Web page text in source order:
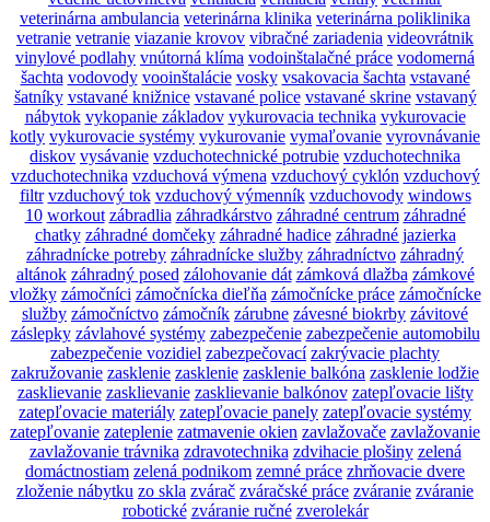
veterinárna ambulancia veterinárna klinika veterinárna poliklinika
vetranie vetranie viazanie krovov vibračné zariadenia videovrátnik
vinylové podlahy vnútorná klíma vodoinštalačné práce vodomerná
šachta vodovody vooinštalácie vosky vsakovacia šachta vstavané
šatníky vstavané knižnice vstavané police vstavané skrine vstavaný
nábytok vykopanie základov vykurovacia technika vykurovacie
kotly vykurovacie systémy vykurovanie vymaľovanie vyrovnávanie
diskov vysávanie vzduchotechnické potrubie vzduchotechnika
vzduchotechnika vzduchová výmena vzduchový cyklón vzduchový
filtr vzduchový tok vzduchový výmenník vzduchovody windows
10 workout zábradlia záhradkárstvo záhradné centrum záhradné
chatky záhradné domčeky záhradné hadice záhradné jazierka
záhradnícke potreby záhradnícke služby záhradníctvo záhradný
altánok záhradný posed zálohovanie dát zámková dlažba zámkové
vložky zámočníci zámočnícka dieľňa zámočnícke práce zámočnícke
služby zámočníctvo zámočník zárubne závesné biokrby závitové
záslepky závlahové systémy zabezpečenie zabezpečenie automobilu
zabezpečenie vozidiel zabezpečovací zakrývacie plachty
zakružovanie zasklenie zasklenie zasklenie balkóna zasklenie lodžie
zasklievanie zasklievanie zasklievanie balkónov zatepľovacie lišty
zatepľovacie materiály zatepľovacie panely zatepľovacie systémy
zatepľovanie zateplenie zatmavenie okien zavlažovače zavlažovanie
zavlažovanie trávnika zdravotechnika zdvihacie plošiny zelená
domáctnostiam zelená podnikom zemné práce zhrňovacie dvere
zloženie nábytku zo skla zvárač zváračské práce zváranie zváranie
robotické zváranie ručné zverolekár